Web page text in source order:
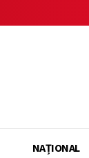
NAȚIONAL